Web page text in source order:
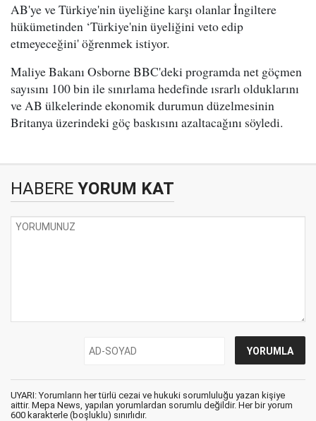
AB'ye ve Türkiye'nin üyeliğine karşı olanlar İngiltere
hükümetinden ‘Türkiye'nin üyeliğini veto edip
etmeyeceğini' öğrenmek istiyor.
Maliye Bakanı Osborne BBC'deki programda net göçmen
sayısını 100 bin ile sınırlama hedefinde ısrarlı olduklarını
ve AB ülkelerinde ekonomik durumun düzelmesinin
Britanya üzerindeki göç baskısını azaltacağını söyledi.
HABERE YORUM KAT
UYARI: Yorumların her türlü cezai ve hukuki sorumluluğu yazan kişiye
aittir. Mepa News, yapılan yorumlardan sorumlu değildir. Her bir yorum
600 karakterle (boşluklu) sınırlıdır.